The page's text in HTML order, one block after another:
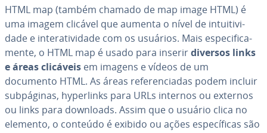
HTML map (também chamado de map image HTML) é
uma imagem clicável que aumenta o nível de in­tui­ti­vi­
dade e in­te­ra­ti­vi­dade com os usuários. Mais es­pe­ci­fi­ca­
mente, o HTML map é usado para inserirdiversos links
e áreas clicáveis em imagens e vídeos de um
documento HTML. As áreas re­fe­ren­ci­a­das podem incluir
sub­pá­gi­nas, hy­per­links para URLs internos ou externos
ou links para downloads. Assim que o usuário clica no
elemento, o conteúdo é exibido ou ações es­pe­cí­fi­cas são